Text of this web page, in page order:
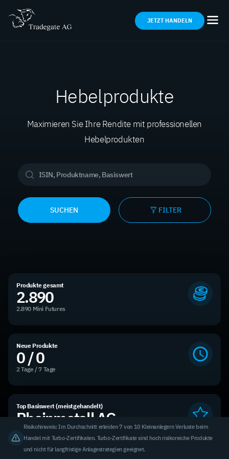
JETZT HANDELN
Hebelprodukte
Maximieren Sie Ihre Rendite mit professionellen
Hebelprodukten
SUCHEN FILTER
Produkte gesamt
2.890
2.890 Mini Futures
Neue Produkte
0 / 0
2 Tage / 7 Tage
Top Basiswert (meistgehandelt)
Rheinmetall AG
3,31 % des Handelsvolumens
Risikohinweis: Im Durchschnitt erleiden 7 von 10 Kleinanlegern Verluste beim
Handel mit Turbo-Zertifikaten. Turbo-Zertifikate sind hoch risikoreiche Produkte
und nicht für langfristige Anlagestrategien geeignet.